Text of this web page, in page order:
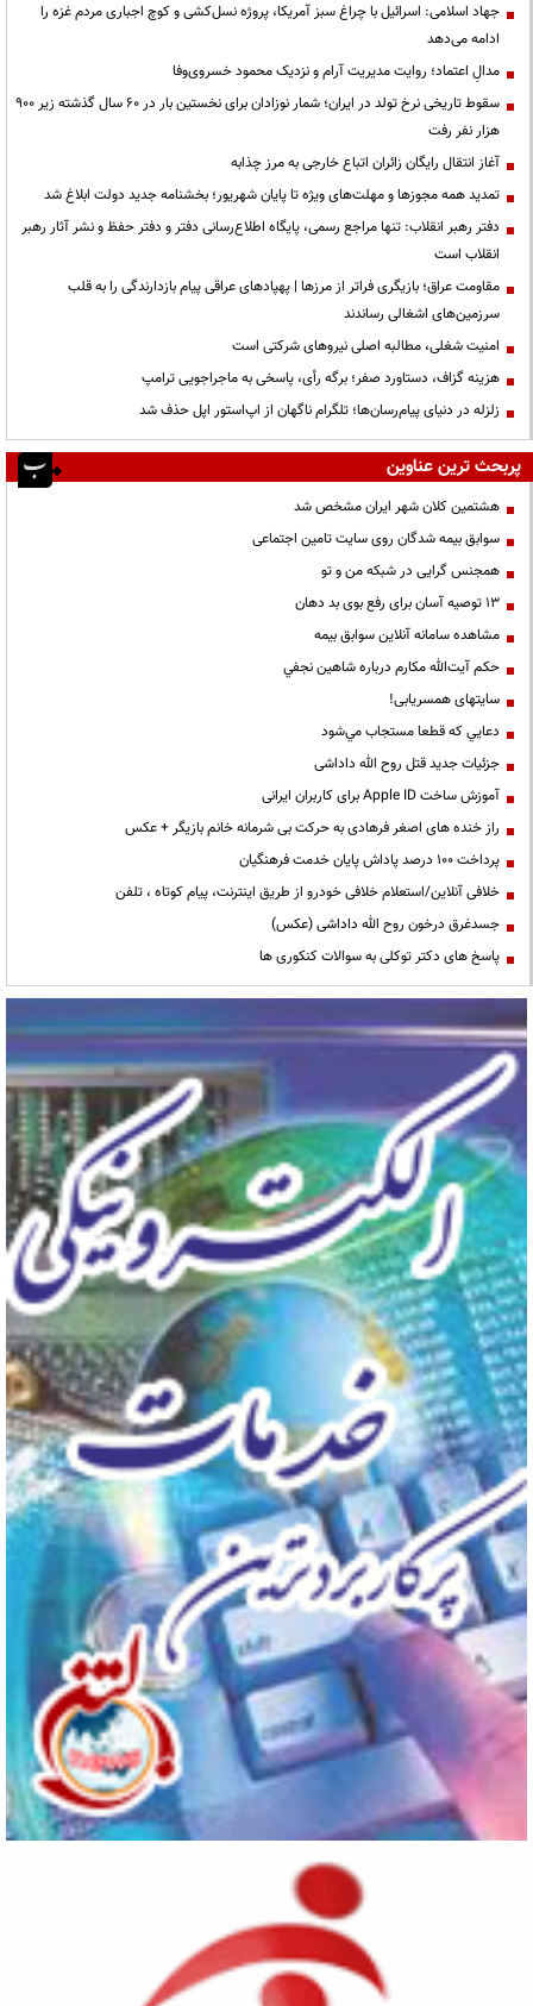
جهاد اسلامی: اسرائیل با چراغ سبز آمریکا، پروژه نسل‌کشی و کوچ اجباری مردم غزه را
ادامه می‌دهد
مدالِ اعتماد؛ روایت مدیریت آرام و نزدیک محمود خسروی‌وفا
سقوط تاریخی نرخ تولد در ایران؛ شمار نوزادان برای نخستین بار در ۶۰ سال گذشته زیر ۹۰۰
هزار نفر رفت
آغاز انتقال رایگان زائران اتباع خارجی به مرز چذابه
تمدید همه مجوزها و مهلت‌های ویژه تا پایان شهریور؛ بخشنامه جدید دولت ابلاغ شد
دفتر رهبر انقلاب: تنها مراجع رسمی، پایگاه اطلاع‌رسانی دفتر و دفتر حفظ و نشر آثار رهبر
انقلاب است
مقاومت عراق؛ بازیگری فراتر از مرزها | پهپادهای عراقی پیام بازدارندگی را به قلب
سرزمین‌های اشغالی رساندند
‌امنیت شغلی، مطالبه اصلی نیروهای شرکتی است
هزینه گزاف، دستاورد صفر؛ برگه رأی، پاسخی به ماجراجویی ترامپ
زلزله در دنیای پیام‌رسان‌ها؛ تلگرام ناگهان از اپ‌استور اپل حذف شد
پربحث ترین عناوین
هشتمین کلان شهر ایران مشخص شد
سوابق بیمه شدگان روی سایت تامین اجتماعی
همجنس گرایی در شبکه من و تو
13 توصیه آسان برای رفع بوی بد دهان
مشاهده سامانه آنلاين سوابق بیمه
حكم آيت‌الله مكارم درباره شاهين نجفي
سایتهای همسریابی!
دعايي كه قطعا مستجاب مي‌شود
جزئیات جدید قتل روح الله داداشی
آموزش ساخت Apple ID برای کاربران ایرانی
راز خنده های اصغر فرهادی به حرکت بی شرمانه خانم بازیگر + عکس
پرداخت ۱۰۰ درصد پاداش پایان خدمت فرهنگیان
خلافی آنلاین/استعلام خلافی خودرو از طریق اینترنت، پیام کوتاه ، تلفن
جسدغرق درخون روح الله داداشی (عکس)
پاسخ های دکتر توکلی به سوالات کنکوری ها